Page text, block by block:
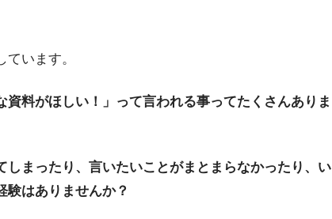
います。
料がほしい！」って言われる事ってたくさんありま
しまったり、言いたいことがまとまらなかったり、い
験はありませんか？